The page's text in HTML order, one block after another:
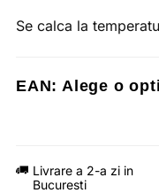
Se calca la
EAN: Alege o
Livrare a 2-a zi in
Bucuresti